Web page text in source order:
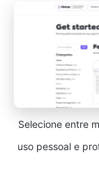
Selecione entre
uso pessoal e